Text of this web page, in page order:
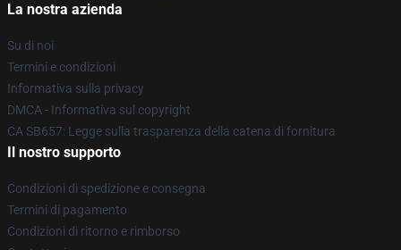
La nostra azienda
Su di noi
Termini e condizioni
Informativa sulla privacy
DMCA - Informativa sul copyright
CA SB657: Legge sulla trasparenza della catena di fornitura
Il nostro supporto
Condizioni di spedizione e consegna
Termini di pagamento
Condizioni di ritorno e rimborso